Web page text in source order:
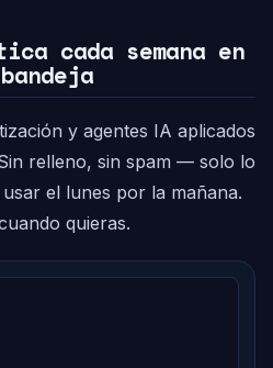
cada semana en
y agentes IA aplicados
relleno, sin spam — solo lo
el lunes por la mañana.
quieras.